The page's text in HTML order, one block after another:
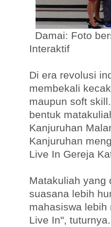
Damai: Foto
Interaktif
Di era revolusi
membekali
maupun soft
bentuk
Kanjuruhan
Kanjuruhan
Live In Gereja
Matakuliah yang
suasana lebih
mahasiswa
Live In",